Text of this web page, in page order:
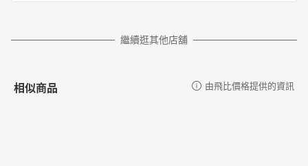
繼續逛其他店舖
相似商品 由飛比價格提供的資訊